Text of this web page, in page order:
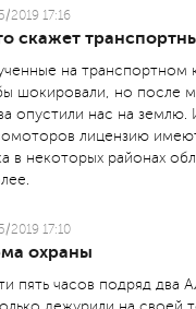
2019 17:16
скажет
на транспортном
шокировали, но после
опустили нас на землю.
лицензию
в некоторых районах
2019 17:10
охраны
пять часов подряд два